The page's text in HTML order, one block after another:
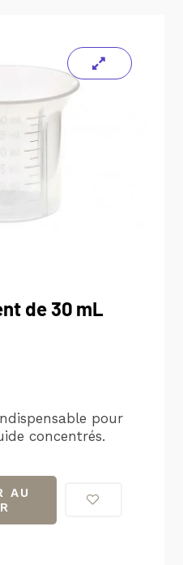
de 30 mL
pour
concentrés.
AU